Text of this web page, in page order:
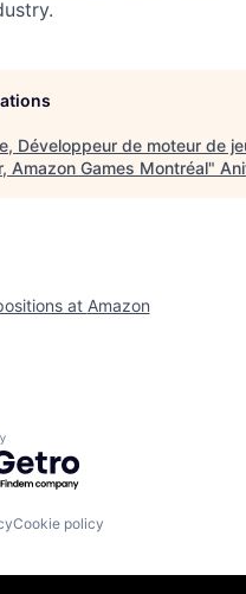
Développeur de moteur de
Amazon Games Montréal"
at Amazon
by Getro.com
Cookie policy